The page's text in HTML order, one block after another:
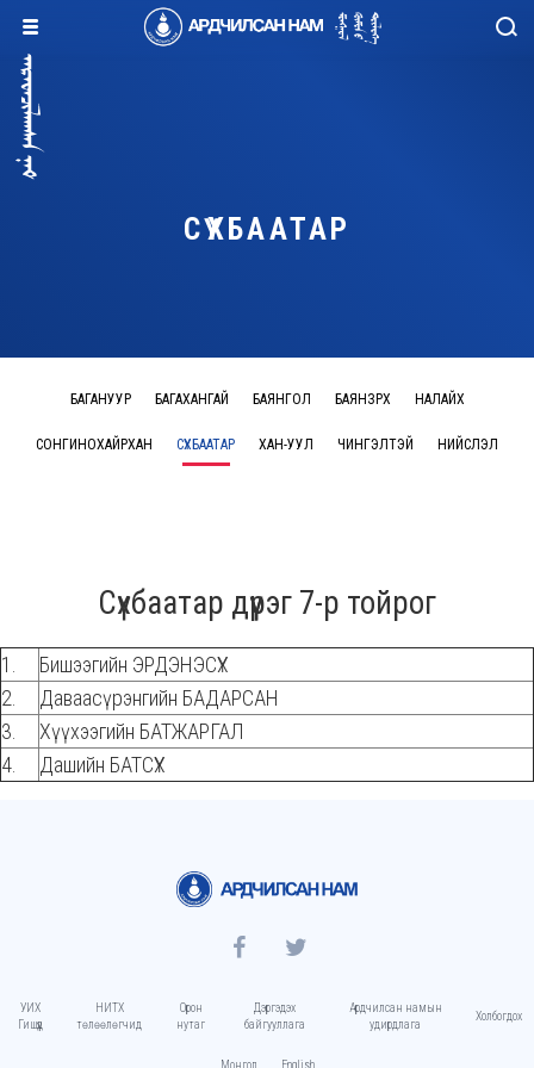
СҮХБААТАР
БАГАНУУР БАГАХАНГАЙ БАЯНГОЛ БАЯНЗҮРХ НАЛАЙХ
СОНГИНОХАЙРХАН СҮХБААТАР ХАН-УУЛ ЧИНГЭЛТЭЙ НИЙСЛЭЛ
Сүхбаатар дүүрэг 7-р тойрог
1.
Бишээгийн ЭРДЭНЭСҮХ
2.
Даваасүрэнгийн БАДАРСАН
3.
Хүүхээгийн БАТЖАРГАЛ
4.
Дашийн БАТСҮХ
УИХ
Гишүүд
НИТХ
төлөөлөгчид
Орон
нутаг
Дэргэдэх
байгууллага
Ардчилсан намын
удирдлага
Холбогдох
Монгол English